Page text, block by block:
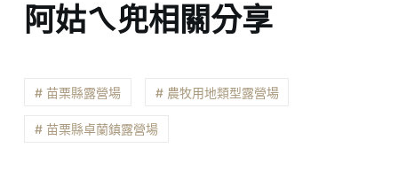
阿姑ㄟ兜相關分享
# 苗栗縣露營場 # 農牧用地類型露營場
# 苗栗縣卓蘭鎮露營場